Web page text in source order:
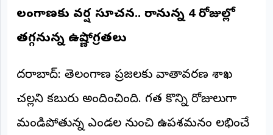
భక్తి
జాతీయం
అంతర్జాతీయం
తెలంగాణకు వర్ష సూచన.. రానున్న 4 రోజుల్లో
తగ్గనున్న ఉష్ణోగ్రతలు
హైదరాబాద్: తెలంగాణ ప్రజలకు వాతావరణ శాఖ
చల్లని కబురు అందించింది. గత కొన్ని రోజులుగా
మండిపోతున్న ఎండల నుంచి ఉపశమనం లభించే